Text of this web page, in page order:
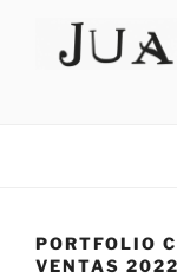
PORTFOLIO
VENTAS 2022